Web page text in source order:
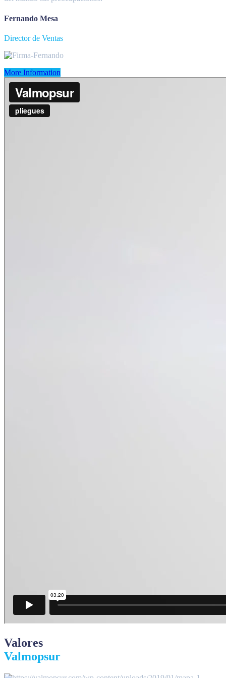
Fernando Mesa
Director de Ventas
More Information
Valores
Valmopsur